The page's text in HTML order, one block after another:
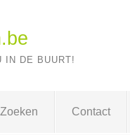
IN DE BUURT!
Zoeken Contact